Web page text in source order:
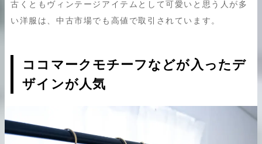
古くともヴィンテージアイテムとして可愛いと思う人が多
い洋服は、中古市場でも高値で取引されています。
ココマークモチーフなどが入ったデ
ザインが人気